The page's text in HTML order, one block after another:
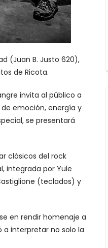
(Juan B. Justo 620),
de Ricota.
invita al público a
emoción, energía y
se presentará
clásicos del rock
integrada por Yule
(teclados) y
en rendir homenaje a
a interpretar no solo la